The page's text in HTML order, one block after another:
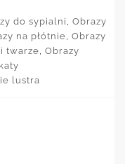
do sypialni
Obrazy
na płótnie Obrazy
twarze
Obrazy
lustra